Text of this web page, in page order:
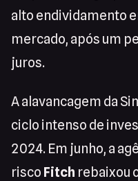
alto endividamento
mercado, após um
juros.
A alavancagem da
ciclo intenso de
2024. Em junho, a
risco Fitch rebaixou